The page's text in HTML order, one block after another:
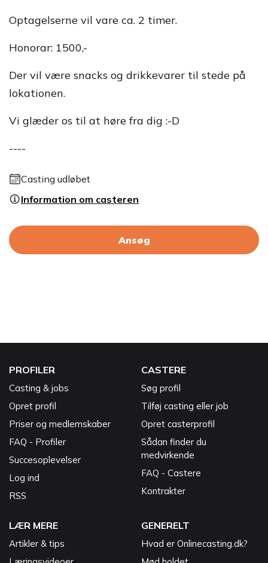
Optagelserne vil vare ca. 2 timer.
Honorar: 1500,-
Der vil være snacks og drikkevarer til stede på
lokationen.
Vi glæder os til at høre fra dig :-D
----
Casting udløbet
Information om casteren
Ansøg
PROFILER
Casting & jobs
Opret profil
Priser og medlemskaber
FAQ - Profiler
Succesoplevelser
Log ind
RSS
CASTERE
Søg profil
Tilføj casting eller job
Opret casterprofil
Sådan finder du
medvirkende
FAQ - Castere
Kontrakter
LÆR MERE
Artikler & tips
GENERELT
Hvad er Onlinecasting.dk?